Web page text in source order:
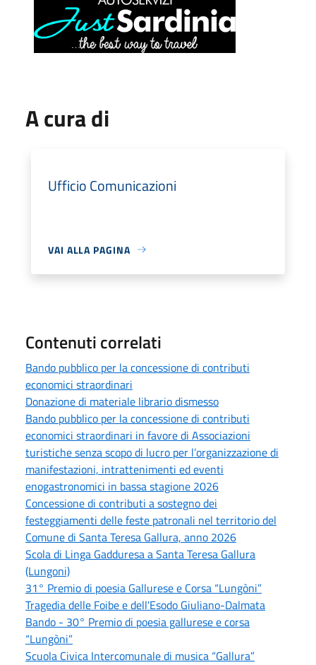
A cura di
Ufficio Comunicazioni
VAI ALLA PAGINA
Contenuti correlati
Bando pubblico per la concessione di contributi
economici straordinari
Donazione di materiale librario dismesso
Bando pubblico per la concessione di contributi
economici straordinari in favore di Associazioni
turistiche senza scopo di lucro per l’organizzazione di
manifestazioni, intrattenimenti ed eventi
enogastronomici in bassa stagione 2026
Concessione di contributi a sostegno dei
festeggiamenti delle feste patronali nel territorio del
Comune di Santa Teresa Gallura, anno 2026
Scola di Linga Gadduresa a Santa Teresa Gallura
(Lungoni)
31° Premio di poesia Gallurese e Corsa “Lungòni”
Tragedia delle Foibe e dell'Esodo Giuliano-Dalmata
Bando - 30° Premio di poesia gallurese e corsa
“Lungòni”
Scuola Civica Intercomunale di musica “Gallura”